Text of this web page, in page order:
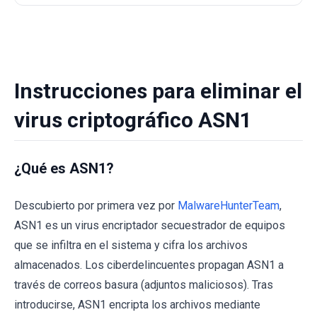
Instrucciones para eliminar el
virus criptográfico ASN1
¿Qué es ASN1?
Descubierto por primera vez por MalwareHunterTeam,
ASN1 es un virus encriptador secuestrador de equipos
que se infiltra en el sistema y cifra los archivos
almacenados. Los ciberdelincuentes propagan ASN1 a
través de correos basura (adjuntos maliciosos). Tras
introducirse, ASN1 encripta los archivos mediante